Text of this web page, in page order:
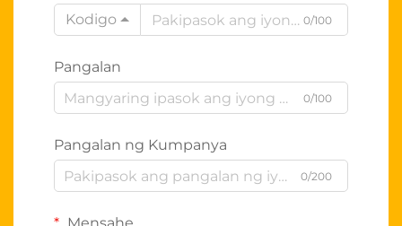
Kodigo
0/100
Pangalan
0/100
Pangalan ng Kumpanya
0/200